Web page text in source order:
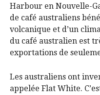
Harbour en Nouvelle-
de café australiens
volcanique et d’un
du café australien est
exportations de
Les australiens ont
appelée Flat White.